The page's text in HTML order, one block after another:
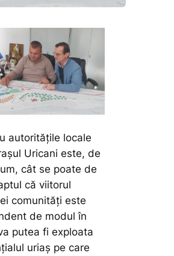
autoritățile locale
Uricani este, de
cât se poate de
că viitorul
comunități este
de modul în
putea fi exploata
uriaș pe care